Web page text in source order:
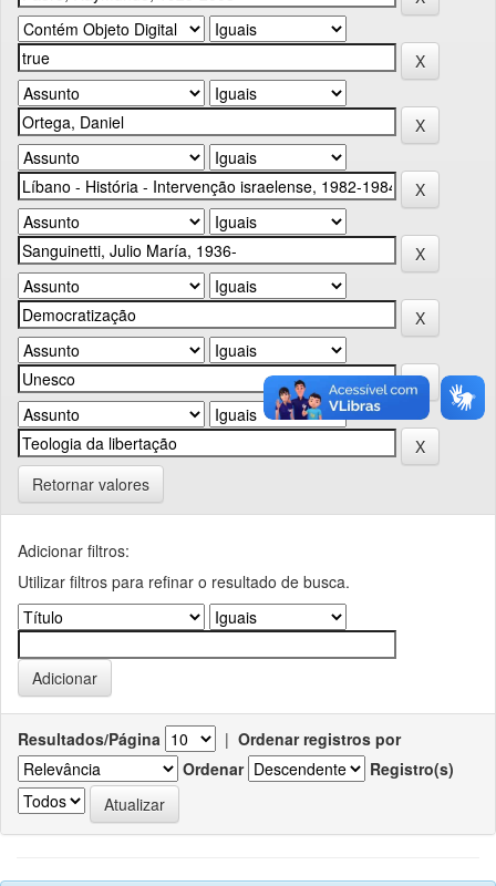
Retornar valores
Adicionar filtros:
Utilizar filtros para refinar o resultado de busca.
Resultados/Página | Ordenar registros por
Ordenar
Registro(s)